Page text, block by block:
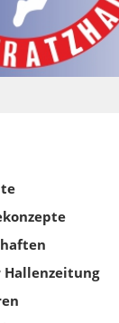
Hallenzeitung